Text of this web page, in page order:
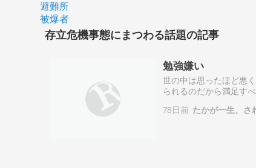
避難所
被爆者
存立危機事態にまつわる話題の記事
勉強嫌い
世の中は思ったほど悪
られるのだから満足す
首相は台湾有事…
78日前 たかが一生、さ